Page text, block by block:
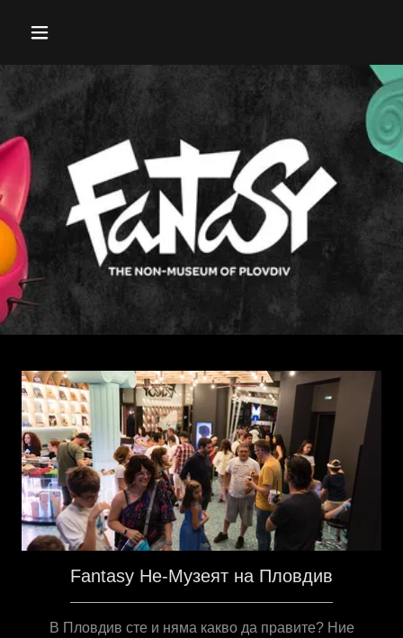
Fantasy Не-Музеят на Пловдив
В Пловдив сте и няма какво да правите? Ние